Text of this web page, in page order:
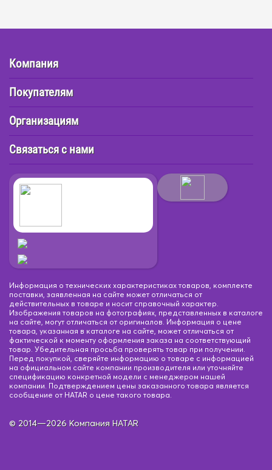
Компания
Покупателям
Организациям
Связаться с нами
Информация о технических характеристиках товаров, комплекте
поставки, заявленная на сайте может отличаться от
действительных в товаре и носит справочный характер.
Изображения товаров на фотографиях, представленных в каталоге
на сайте, могут отличаться от оригиналов. Информация о цене
товара, указанная в каталоге на сайте, может отличаться от
фактической к моменту оформления заказа на соответствующий
товар. Убедительная просьба проверять товар при получении.
Перед покупкой, сверяйте информацию о товаре с информацией
на официальном сайте компании производителя или уточняйте
спецификацию конкретной модели с менеджером нашей
компании. Подтверждением цены заказанного товара является
сообщение от HATAR о цене такого товара.
© 2014—2026 Компания HATAR